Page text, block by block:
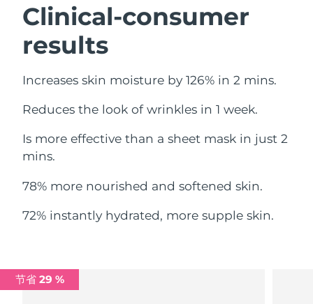
Clinical-consumer
results
Increases skin moisture by 126% in 2 mins.
Reduces the look of wrinkles in 1 week.
Is more effective than a sheet mask in just 2
mins.
78% more nourished and softened skin.
72% instantly hydrated, more supple skin.
节省 29 %
摩纳哥 预计送达日期 8/9/26
荷兰